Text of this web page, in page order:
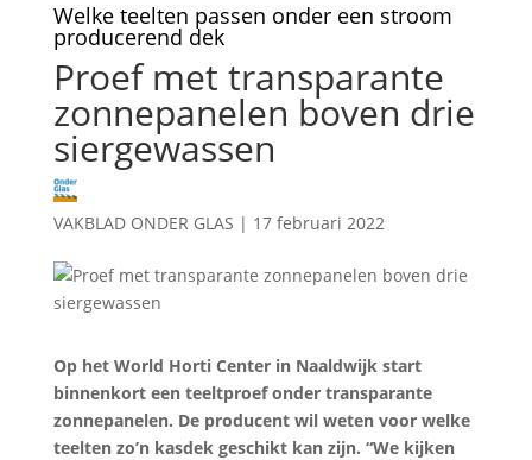
Welke teelten passen onder een stroom
producerend dek
Proef met transparante
zonnepanelen boven drie
siergewassen
VAKBLAD ONDER GLAS | 17 februari 2022
Op het World Horti Center in Naaldwijk start
binnenkort een teeltproef onder transparante
zonnepanelen. De producent wil weten voor welke
teelten zo’n kasdek geschikt kan zijn. “We kijken